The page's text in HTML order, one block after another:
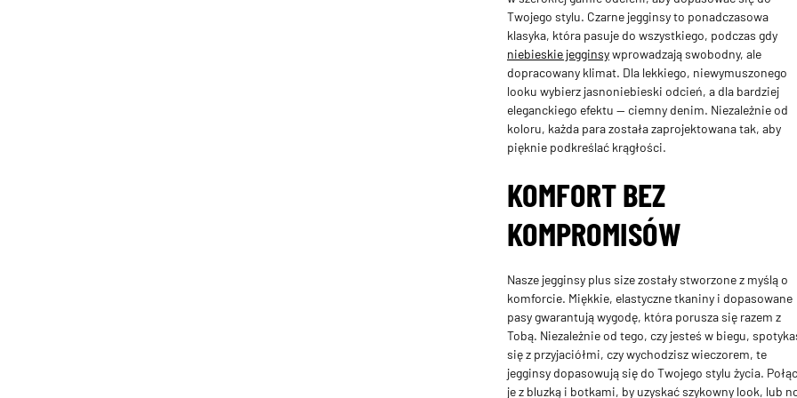
Twojego stylu. Czarne jegginsy to ponadczasowa
klasyka, która pasuje do wszystkiego, podczas gdy
niebieskie jegginsywprowadzają swobodny, ale
dopracowany klimat. Dla lekkiego, niewymuszonego
looku wybierz jasnoniebieski odcień, a dla bardziej
eleganckiego efektu — ciemny denim. Niezależnie od
koloru, każda para została zaprojektowana tak, aby
pięknie podkreślać krągłości.
KOMFORT BEZ
KOMPROMISÓW
Nasze jegginsy plus size zostały stworzone z myślą o
komforcie. Miękkie, elastyczne tkaniny i dopasowane
pasy gwarantują wygodę, która porusza się razem z
Tobą. Niezależnie od tego, czy jesteś w biegu,
się z przyjaciółmi, czy wychodzisz wieczorem, te
jegginsy dopasowują się do Twojego stylu życia.
je z bluzką i botkami, by uzyskać szykowny look, lub